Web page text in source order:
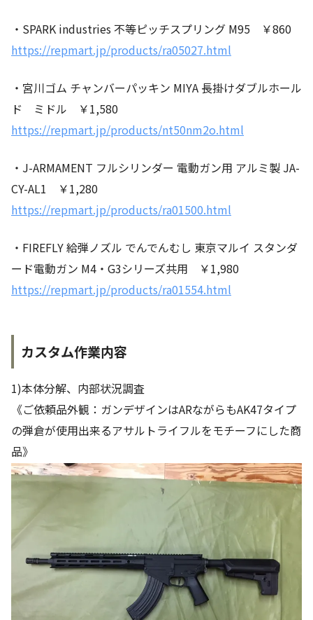
・SPARK industries 不等ピッチスプリング M95 ￥860
https://repmart.jp/products/ra05027.html
・宮川ゴム チャンバーパッキン MIYA 長掛けダブルホール
ド ミドル ￥1,580
https://repmart.jp/products/nt50nm2o.html
・J-ARMAMENT フルシリンダー 電動ガン用 アルミ製 JA-
CY-AL1 ￥1,280
https://repmart.jp/products/ra01500.html
・FIREFLY 給弾ノズル でんでんむし 東京マルイ スタンダ
ード電動ガン M4・G3シリーズ共用 ￥1,980
https://repmart.jp/products/ra01554.html
カスタム作業内容
1)本体分解、内部状況調査
《ご依頼品外観：ガンデザインはARながらもAK47タイプ
の弾倉が使用出来るアサルトライフルをモチーフにした商
品》